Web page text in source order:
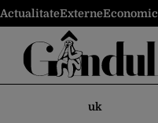
ActualitateExterneEconomic
uk